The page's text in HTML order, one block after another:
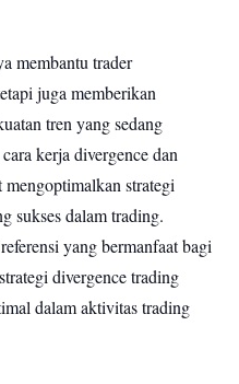
membantu trader
juga memberikan
tren yang sedang
kerja divergence dan
strategi
sukses dalam trading.
yang bermanfaat bagi
divergence trading
dalam aktivitas trading